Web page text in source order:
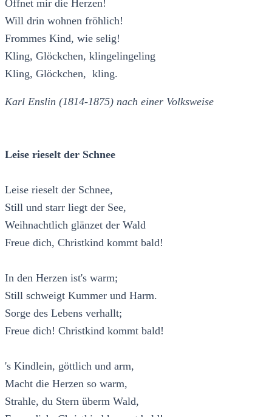
Öffnet mir die Herzen!
Will drin wohnen fröhlich!
Frommes Kind, wie selig!
Kling, Glöckchen, klingelingeling
Kling, Glöckchen, kling.
Karl Enslin (1814-1875) nach einer Volksweise
Leise rieselt der Schnee
Leise rieselt der Schnee,
Still und starr liegt der See,
Weihnachtlich glänzet der Wald
Freue dich, Christkind kommt bald!
In den Herzen ist's warm;
Still schweigt Kummer und Harm.
Sorge des Lebens verhallt;
Freue dich! Christkind kommt bald!
's Kindlein, göttlich und arm,
Macht die Herzen so warm,
Strahle, du Stern überm Wald,